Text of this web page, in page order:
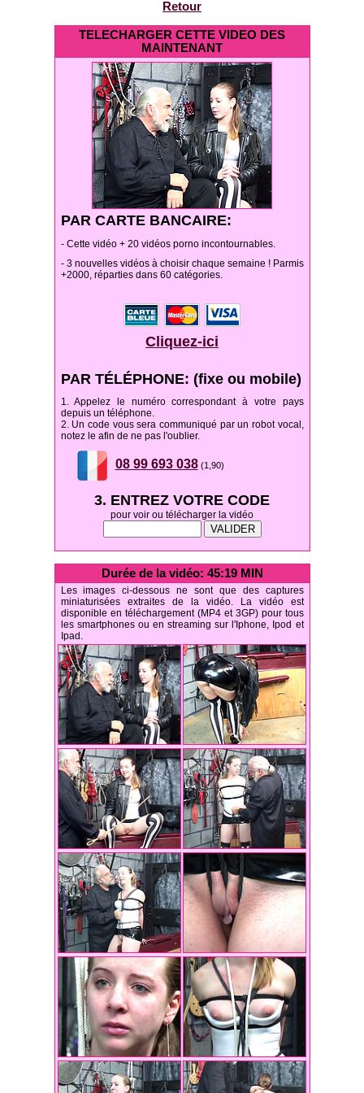
Retour
TELECHARGER CETTE VIDEO DES
MAINTENANT
PAR CARTE BANCAIRE:
- Cette vidéo + 20 vidéos porno incontournables.
- 3 nouvelles vidéos à choisir chaque semaine ! Parmis
+2000, réparties dans 60 catégories.
Cliquez-ici
PAR TÉLÉPHONE: (fixe ou mobile)
1. Appelez le numéro correspondant à votre pays
depuis un téléphone.
2. Un code vous sera communiqué par un robot vocal,
notez le afin de ne pas l'oublier.
08 99 693 038(1,90)
3. ENTREZ VOTRE CODE
pour voir ou télécharger la vidéo
Durée de la vidéo: 45:19 MIN
Les images ci-dessous ne sont que des captures
miniaturisées extraites de la vidéo. La vidéo est
disponible en téléchargement (MP4 et 3GP) pour tous
les smartphones ou en streaming sur l'Iphone, Ipod et
Ipad.